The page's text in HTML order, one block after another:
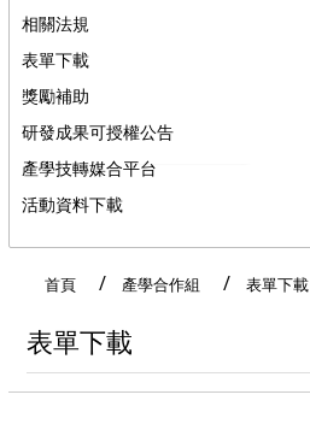
相關法規
表單下載
獎勵補助
研發成果可授權公告
產學技轉媒合平台
活動資料下載
首頁 產學合作組 表單下載
表單下載